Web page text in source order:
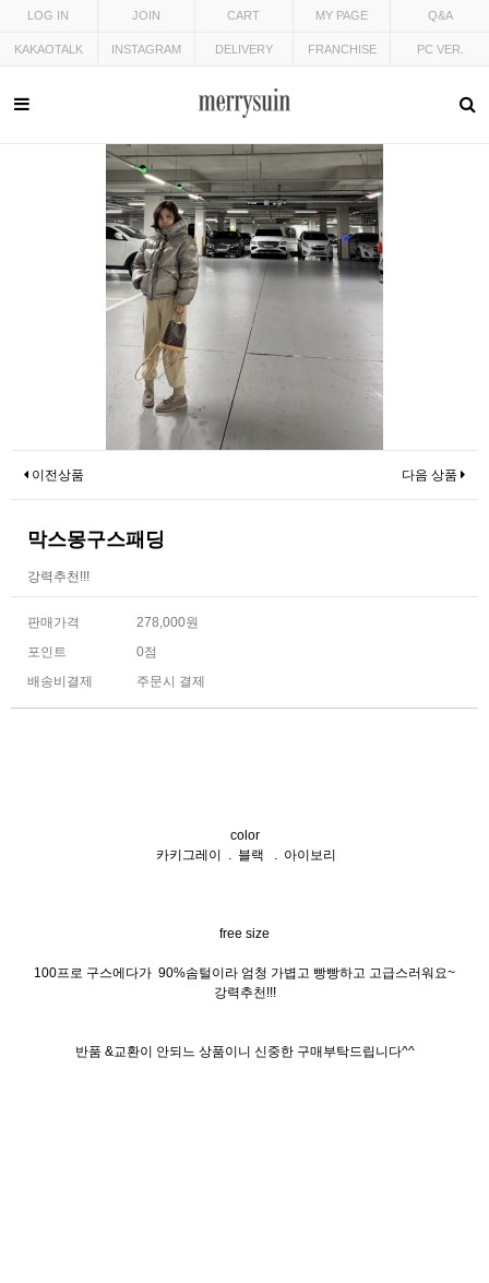
LOG IN JOIN CART MY PAGE Q&A
KAKAOTALK INSTAGRAM DELIVERY FRANCHISE PC VER.
이전상품 다음 상품
막스몽구스패딩
강력추천!!!
판매가격
278,000원
포인트
0점
배송비결제
주문시 결제
color
카키그레이 . 블랙 . 아이보리
free size
100프로 구스에다가 90%솜털이라 엄청 가볍고 빵빵하고 고급스러워요~
강력추천!!!
반품 &교환이 안되느 상품이니 신중한 구매부탁드립니다^^